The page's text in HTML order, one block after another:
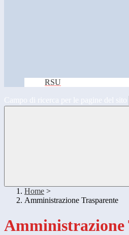
RSU
Campo di ricerca per le pagine del sito
Home >
Amministrazione Trasparente
Amministrazione